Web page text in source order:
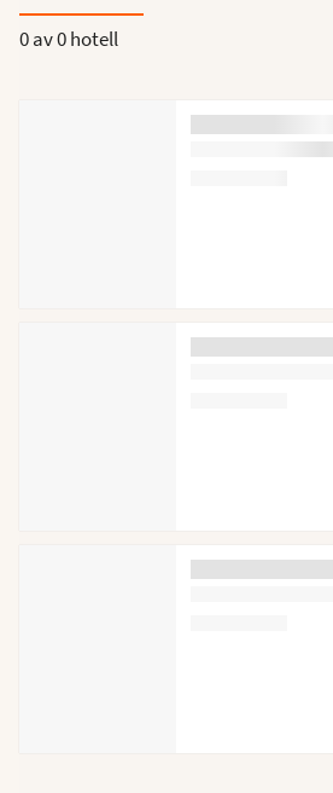
0 av0 hotell